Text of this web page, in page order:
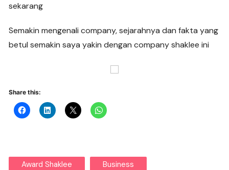
sekarang
Semakin mengenali company, sejarahnya dan fakta yang
betul semakin saya yakin dengan company shaklee ini
Share this:
Award Shaklee Business